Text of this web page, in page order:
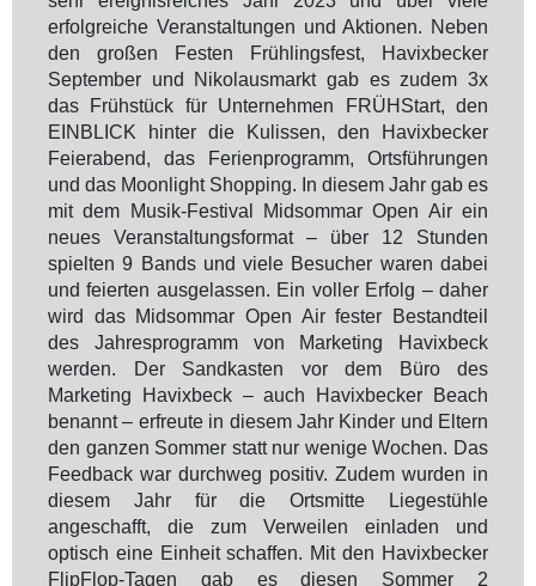
erfolgreiche Veranstaltungen und Aktionen. Neben
den großen Festen Frühlingsfest, Havixbecker
September und Nikolausmarkt gab es zudem 3x
das Frühstück für Unternehmen FRÜHStart, den
EINBLICK hinter die Kulissen, den Havixbecker
Feierabend, das Ferienprogramm, Ortsführungen
und das Moonlight Shopping. In diesem Jahr gab es
mit dem Musik-Festival Midsommar Open Air ein
neues Veranstaltungsformat – über 12 Stunden
spielten 9 Bands und viele Besucher waren dabei
und feierten ausgelassen. Ein voller Erfolg – daher
wird das Midsommar Open Air fester Bestandteil
des Jahresprogramm von Marketing Havixbeck
werden. Der Sandkasten vor dem Büro des
Marketing Havixbeck – auch Havixbecker Beach
benannt – erfreute in diesem Jahr Kinder und Eltern
den ganzen Sommer statt nur wenige Wochen. Das
Feedback war durchweg positiv. Zudem wurden in
diesem Jahr für die Ortsmitte Liegestühle
angeschafft, die zum Verweilen einladen und
optisch eine Einheit schaffen. Mit den Havixbecker
FlipFlop-Tagen gab es diesen Sommer 2